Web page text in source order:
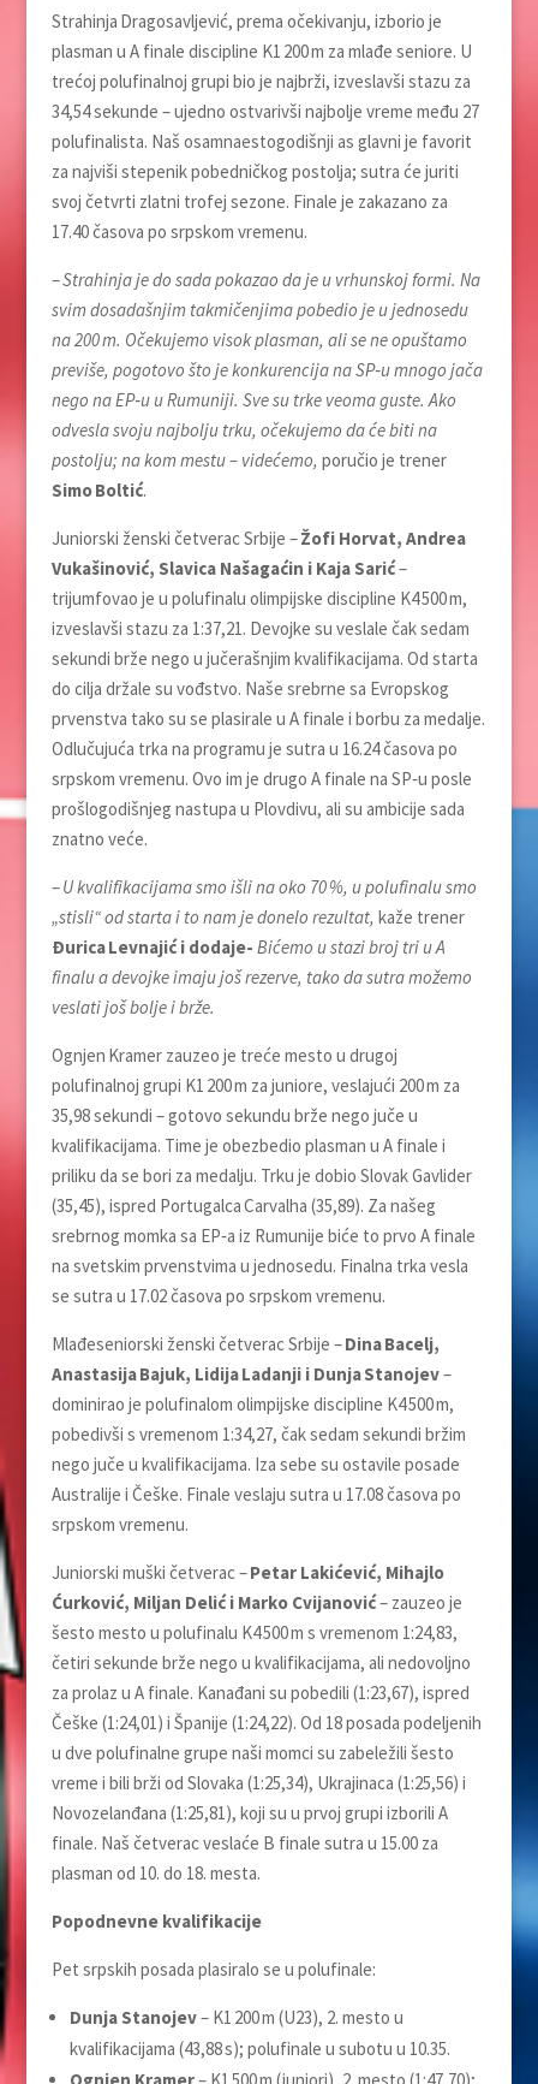
Strahinja Dragosavljević, prema očekivanju, izborio je
plasman u A finale discipline K1 200 m za mlađe seniore. U
trećoj polufinalnoj grupi bio je najbrži, izveslavši stazu za
34,54 sekunde – ujedno ostvarivši najbolje vreme među 27
polufinalista. Naš osamnaestogodišnji as glavni je favorit
za najviši stepenik pobedničkog postolja; sutra će juriti
svoj četvrti zlatni trofej sezone. Finale je zakazano za
17.40 časova po srpskom vremenu.
–Strahinja je do sada pokazao da je u vrhunskoj formi. Na
svim dosadašnjim takmičenjima pobedio je u jednosedu
na 200 m. Očekujemo visok plasman, ali se ne opuštamo
previše, pogotovo što je konkurencija na SP‑u mnogo jača
nego na EP‑u u Rumuniji. Sve su trke veoma guste. Ako
odvesla svoju najbolju trku, očekujemo da će biti na
postolju; na kom mestu – videćemo, poručio je trener
Simo Boltić.
Juniorski ženski četverac Srbije –Žofi Horvat, Andrea
Vukašinović, Slavica Našagaćin i Kaja Sarić–
trijumfovao je u polufinalu olimpijske discipline K4 500 m,
izveslavši stazu za 1:37,21. Devojke su veslale čak sedam
sekundi brže nego u jučerašnjim kvalifikacijama. Od starta
do cilja držale su vođstvo. Naše srebrne sa Evropskog
prvenstva tako su se plasirale u A finale i borbu za medalje.
Odlučujuća trka na programu je sutra u 16.24 časova po
srpskom vremenu. Ovo im je drugo A finale na SP‑u posle
prošlogodišnjeg nastupa u Plovdivu, ali su ambicije sada
znatno veće.
–U kvalifikacijama smo išli na oko 70 %, u polufinalu smo
„stisli“ od starta i to nam je donelo rezultat, kaže trener
Đurica Levnajić i dodaje- Bićemo u stazi broj tri u A
finalu a devojke imaju još rezerve, tako da sutra možemo
veslati još bolje i brže.
Ognjen Kramer zauzeo je treće mesto u drugoj
polufinalnoj grupi K1 200 m za juniore, veslajući 200 m za
35,98 sekundi – gotovo sekundu brže nego juče u
kvalifikacijama. Time je obezbedio plasman u A finale i
priliku da se bori za medalju. Trku je dobio Slovak Gavlider
(35,45), ispred Portugalca Carvalha (35,89). Za našeg
srebrnog momka sa EP‑a iz Rumunije biće to prvo A finale
na svetskim prvenstvima u jednosedu. Finalna trka vesla
se sutra u 17.02 časova po srpskom vremenu.
Mlađeseniorski ženski četverac Srbije –Dina Bacelj,
Anastasija Bajuk, Lidija Ladanji i Dunja Stanojev–
dominirao je polufinalom olimpijske discipline K4 500 m,
pobedivši s vremenom 1:34,27, čak sedam sekundi bržim
nego juče u kvalifikacijama. Iza sebe su ostavile posade
Australije i Češke. Finale veslaju sutra u 17.08 časova po
srpskom vremenu.
Juniorski muški četverac –Petar Lakićević, Mihajlo
Ćurković, Miljan Delić i Marko Cvijanović– zauzeo je
šesto mesto u polufinalu K4 500 m s vremenom 1:24,83,
četiri sekunde brže nego u kvalifikacijama, ali nedovoljno
za prolaz u A finale. Kanađani su pobedili (1:23,67), ispred
Češke (1:24,01) i Španije (1:24,22). Od 18 posada podeljenih
u dve polufinalne grupe naši momci su zabeležili šesto
vreme i bili brži od Slovaka (1:25,34), Ukrajinaca (1:25,56) i
Novozelanđana (1:25,81), koji su u prvoj grupi izborili A
finale. Naš četverac veslaće B finale sutra u 15.00 za
plasman od 10. do 18. mesta.
Popodnevne kvalifikacije
Pet srpskih posada plasiralo se u polufinale:
Dunja Stanojev– K1 200 m (U23), 2. mesto u
kvalifikacijama (43,88 s); polufinale u subotu u 10.35.
Ognjen Kramer– K1 500 m (juniori), 2. mesto (1:47,70);